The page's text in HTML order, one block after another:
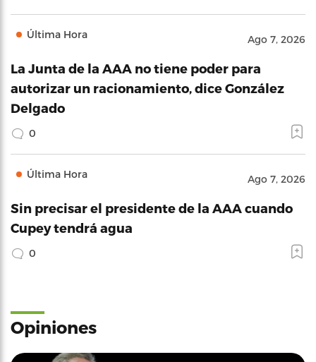
Última Hora Ago 7, 2026
La Junta de la AAA no tiene poder para
autorizar un racionamiento, dice González
Delgado
0
Última Hora Ago 7, 2026
Sin precisar el presidente de la AAA cuando
Cupey tendrá agua
0
Opiniones